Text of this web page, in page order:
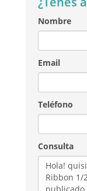
Nombre
Email
Teléfono
Consulta